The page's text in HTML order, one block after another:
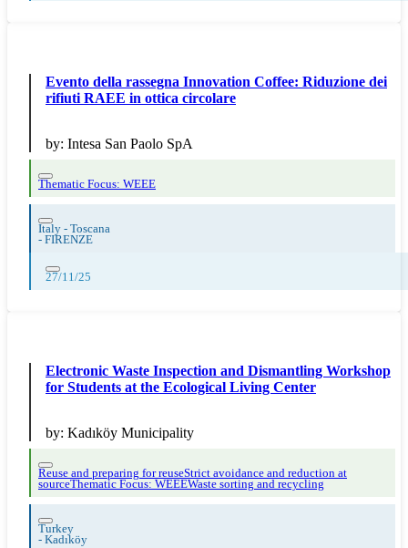
Evento della rassegna Innovation Coffee: Riduzione dei
rifiuti RAEE in ottica circolare
by: Intesa San Paolo SpA
Thematic Focus: WEEE
Italy - Toscana
- FIRENZE
27/11/25
Electronic Waste Inspection and Dismantling Workshop
for Students at the Ecological Living Center
by: Kadıköy Municipality
Reuse and preparing for reuseStrict avoidance and reduction at
sourceThematic Focus: WEEEWaste sorting and recycling
Turkey
- Kadıköy